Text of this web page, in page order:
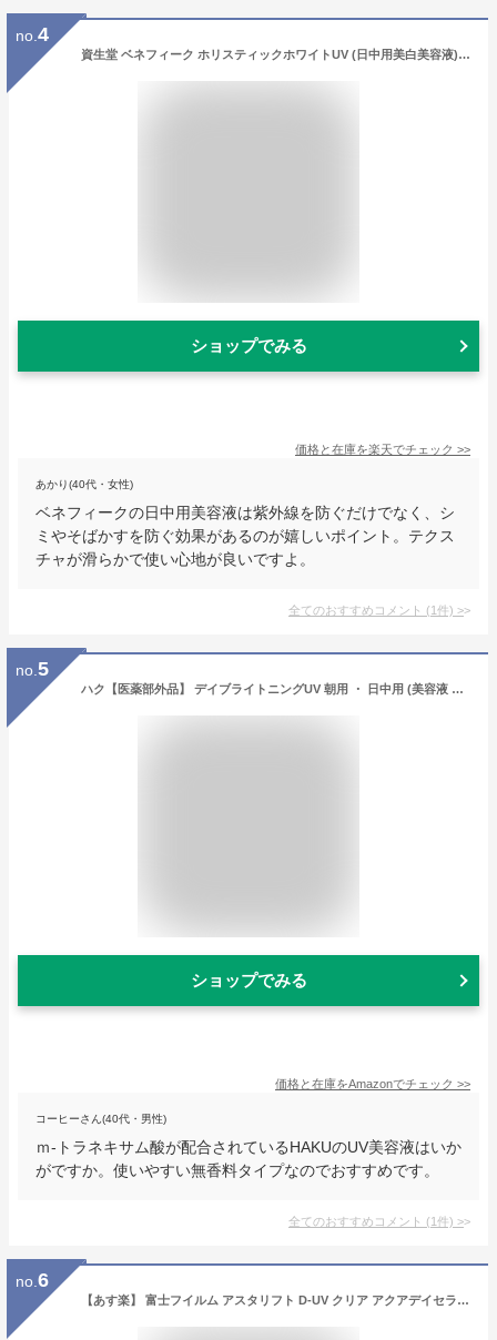
no. 4
資生堂 ベネフィーク ホリスティックホワイトUV (日中用美白美容液) SPF50+・PA++++ 50ml 【医薬部外品】【メール便は使えません】
ショップでみる
価格と在庫を楽天でチェック >>
あかり(40代・女性)
ベネフィークの日中用美容液は紫外線を防ぐだけでなく、シ
ミやそばかすを防ぐ効果があるのが嬉しいポイント。テクス
チャが滑らかで使い心地が良いですよ。
全てのおすすめコメント (1件) >
no. 5
ハク【医薬部外品】 デイブライトニングUV 朝用 ・ 日中用 (美容液 ・ クリーム ・ 乳液) 無香料 本体 45mL
ショップでみる
価格と在庫をAmazonでチェック >>
コーヒーさん(40代・男性)
ｍ-トラネキサム酸が配合されているHAKUのUV美容液はいか
がですか。使いやすい無香料タイプなのでおすすめです。
全てのおすすめコメント (1件) >
no. 6
【あす楽】 富士フイルム アスタリフト D-UV クリア アクアデイセラム 30g SPF50+ PA++++ 2本セット [ FUJIFILM ASTALIFT 美容液 UVケア 日焼け止め UV美容液 スキンケア 化粧下地 紫外線 ハリ うるおい 乾燥 ]【 宅配便 送料無料 】